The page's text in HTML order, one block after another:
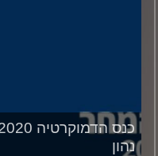
נהון